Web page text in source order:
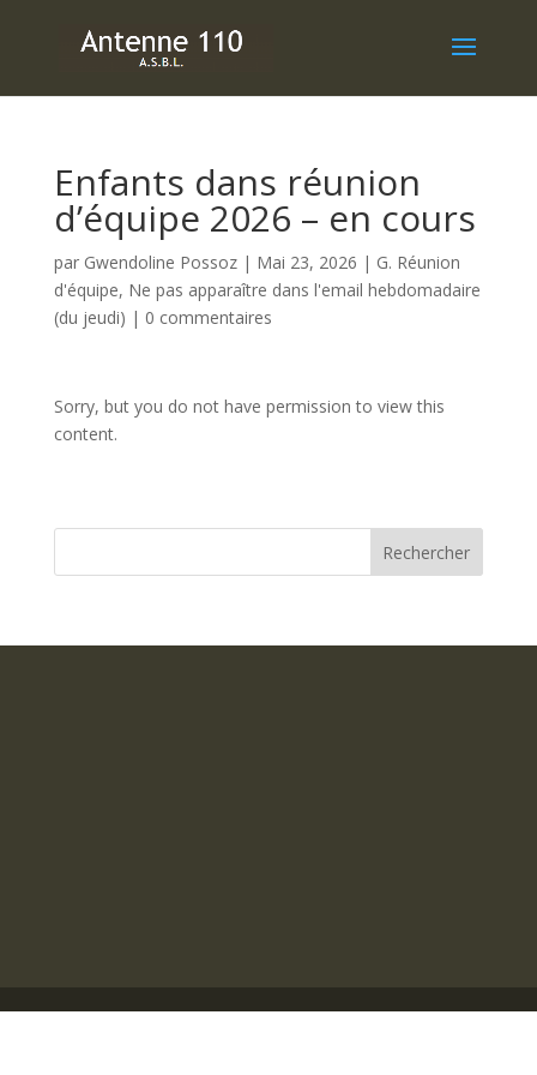
Enfants dans réunion
d’équipe 2026 – en cours
par Gwendoline Possoz| Mai 23, 2026 | G. Réunion
d'équipe, Ne pas apparaître dans l'email hebdomadaire
(du jeudi) | 0 commentaires
Sorry, but you do not have permission to view this
content.
Rechercher